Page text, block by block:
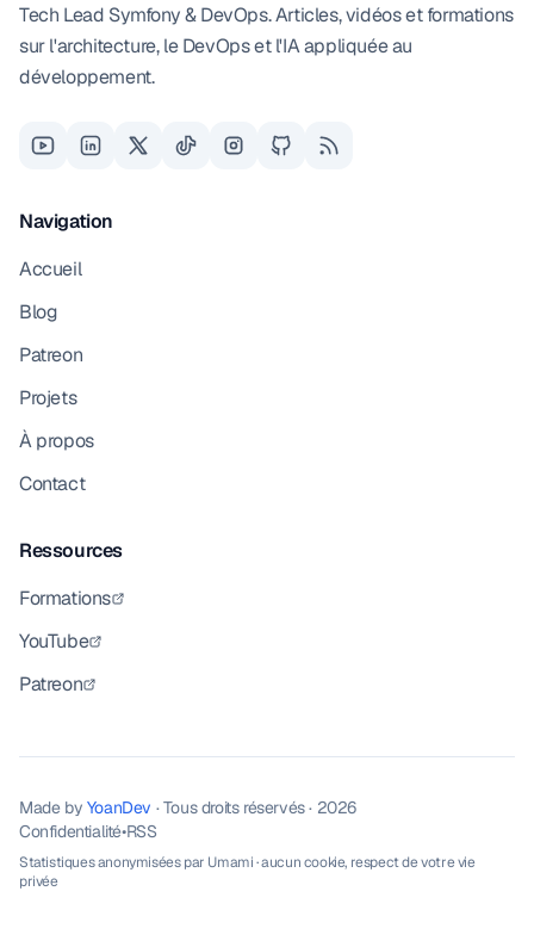
Tech Lead Symfony & DevOps. Articles, vidéos et formations
sur l'architecture, le DevOps et l'IA appliquée au
développement.
Navigation
Accueil
Blog
Patreon
Projets
À propos
Contact
Ressources
Formations
YouTube
Patreon
Made by YoanDev · Tous droits réservés · 2026
Confidentialité•RSS
Statistiques anonymisées par Umami· aucun cookie, respect de votre vie
privée